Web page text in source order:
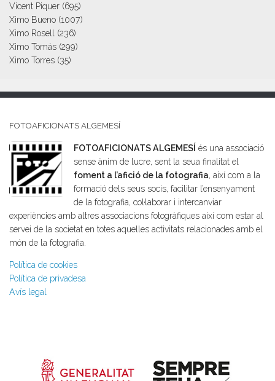
Vicent Piquer (695)
Ximo Bueno (1007)
Ximo Rosell (236)
Ximo Tomás (299)
Ximo Torres (35)
FOTOAFICIONATS ALGEMESÍ
FOTOAFICIONATS ALGEMESÍ és una associació
sense ànim de lucre, sent la seua finalitat el
foment a l’afició de la fotografia, així com a la
formació dels seus socis, facilitar l’ensenyament
de la fotografia, col·laborar i intercanviar
experiències amb altres associacions fotogràfiques així com estar al
servei de la societat en totes aquelles activitats relacionades amb el
món de la fotografia.
Política de cookies
Política de privadesa
Avís legal